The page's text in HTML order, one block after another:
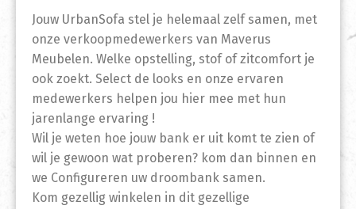
Jouw UrbanSofa stel je helemaal zelf samen, met
onze verkoopmedewerkers van Maverus
Meubelen. Welke opstelling, stof of zitcomfort je
ook zoekt. Select de looks en onze ervaren
medewerkers helpen jou hier mee met hun
jarenlange ervaring !
Wil je weten hoe jouw bank er uit komt te zien of
wil je gewoon wat proberen? kom dan binnen en
we Configureren uw droombank samen.
Kom gezellig winkelen in dit gezellige